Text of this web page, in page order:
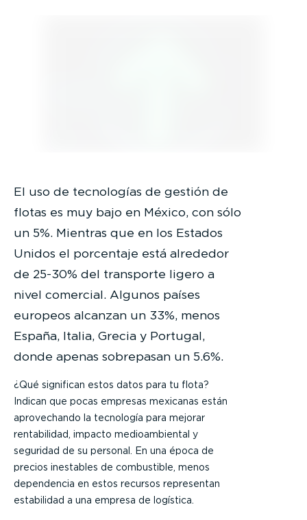
El uso de tecnologías de gestión de
flotas es muy bajo en México, con sólo
un 5%. Mientras que en los Estados
Unidos el porcentaje está alrededor
de 25-30% del transporte ligero a
nivel comercial. Algunos países
europeos alcanzan un 33%, menos
España, Italia, Grecia y Portugal,
donde apenas sobrepasan un 5.6%.
¿Qué significan estos datos para tu flota?
Indican que pocas empresas mexicanas están
aprovechando la tecnología para mejorar
rentabilidad, impacto medioambiental y
seguridad de su personal. En una época de
precios inestables de combustible, menos
dependencia en estos recursos representan
estabilidad a una empresa de logística.